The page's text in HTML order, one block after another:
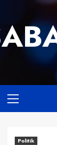
content
Menu
Politik